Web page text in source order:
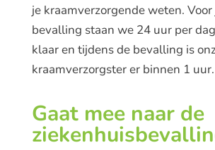
je kraamverzorgende weten.
bevalling staan we 24 uur per
klaar en tijdens de bevalling is
kraamverzorgster er binnen 1 uur.
Gaat mee naar de